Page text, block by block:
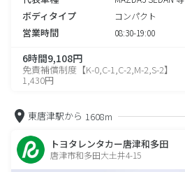
ボディタイプ コンパクト
営業時間 08:30-19:00
6時間9,108円
免責補償制度【K-0,C-1,C-2,M-2,S-2】
1,430円
東唐津駅から 1608m
トヨタレンタカー唐津和多田
唐津市和多田大土井4-15